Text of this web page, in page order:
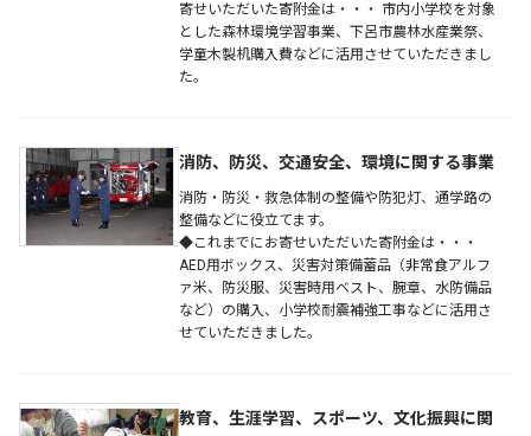
寄せいただいた寄附金は・・・ 市内小学校を対象
とした森林環境学習事業、下呂市農林水産業祭、
学童木製机購入費などに活用させていただきまし
た。
消防、防災、交通安全、環境に関する事業
消防・防災・救急体制の整備や防犯灯、通学路の
整備などに役立てます。
◆これまでにお寄せいただいた寄附金は・・・
AED用ボックス、災害対策備蓄品（非常食アルフ
ァ米、防災服、災害時用ベスト、腕章、水防備品
など）の購入、小学校耐震補強工事などに活用さ
せていただきました。
教育、生涯学習、スポーツ、文化振興に関